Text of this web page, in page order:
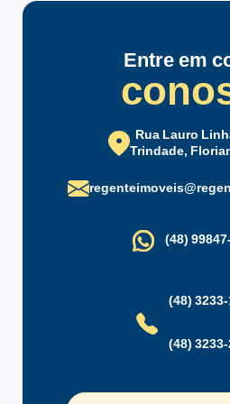
Quadra de Esportes
Entre em
Rua Lauro
Trindade,
(48)
(48)
(48)